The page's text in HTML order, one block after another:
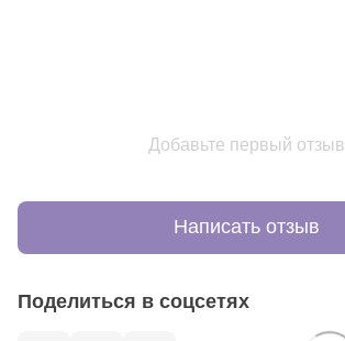
Добавьте первый отзыв
Написать отзыв
Поделиться в соцсетях